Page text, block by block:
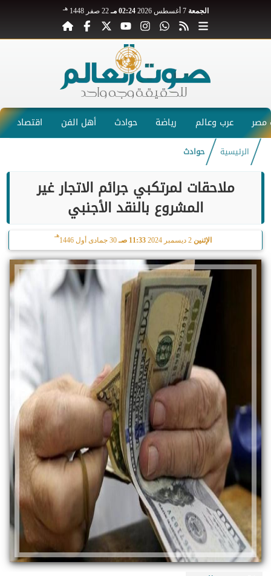
الجمعة 7 أغسطس 2026 02:24 مـ 22 صفر 1448 هـ
عرب وعالم رياضة حوادث أهل الفن اقتصاد
الرئيسية حوادث
ملاحقات لمرتكبي جرائم الاتجار غير
المشروع بالنقد الأجنبي
الإثنين 11:33 صـ 30 جمادى أول 1446
هـ